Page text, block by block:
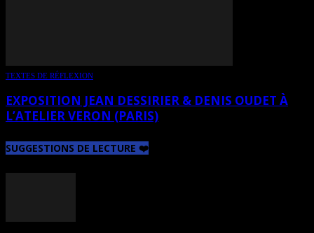
TEXTES DE RÉFLEXION
EXPOSITION JEAN DESSIRIER & DENIS OUDET À
L’ATELIER VERON (PARIS)
SUGGESTIONS DE LECTURE ❤️